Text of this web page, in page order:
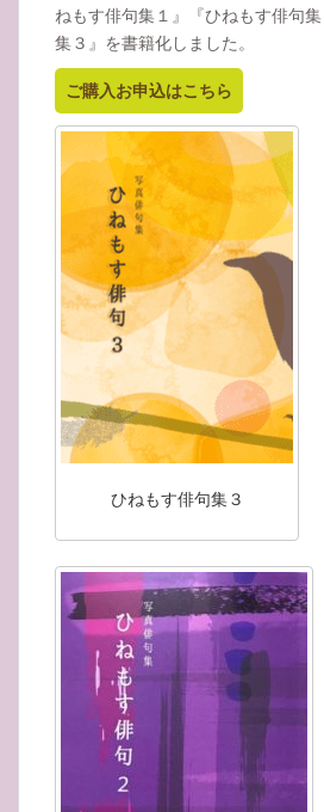
ねもす俳句集１』『ひねもす俳句
集３』を書籍化しました。
ご購入お申込はこちら
ひねもす俳句集３